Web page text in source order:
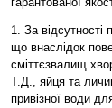
1. За відсутності
що внаслідок
сміттєзвалищ
Т.Д., яйця та
привізної води